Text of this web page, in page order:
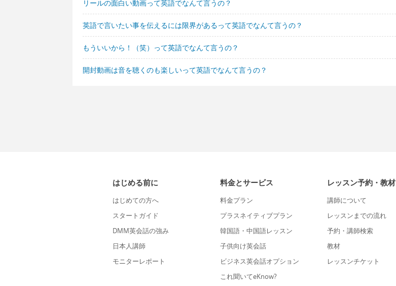
リールの面白い動画って英語でなんて言うの？
英語で言いたい事を伝えるには限界があるって英語でなんて言うの？
もういいから！（笑）って英語でなんて言うの？
開封動画は音を聴くのも楽しいって英語でなんて言うの？
はじめる前に
はじめての方へ
スタートガイド
DMM英会話の強み
日本人講師
モニターレポート
料金とサービス
料金プラン
プラスネイティブプラン
韓国語・中国語レッスン
子供向け英会話
ビジネス英会話オプション
これ聞いてeKnow?
レッスン予約・教材
講師について
レッスンまでの流れ
予約・講師検索
教材
レッスンチケット